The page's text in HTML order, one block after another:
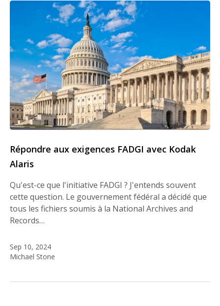
Répondre aux exigences FADGI avec Kodak
Alaris
Qu'est-ce que l'initiative FADGI ? J'entends souvent
cette question. Le gouvernement fédéral a décidé que
tous les fichiers soumis à la National Archives and
Records…
Sep 10, 2024
Michael Stone